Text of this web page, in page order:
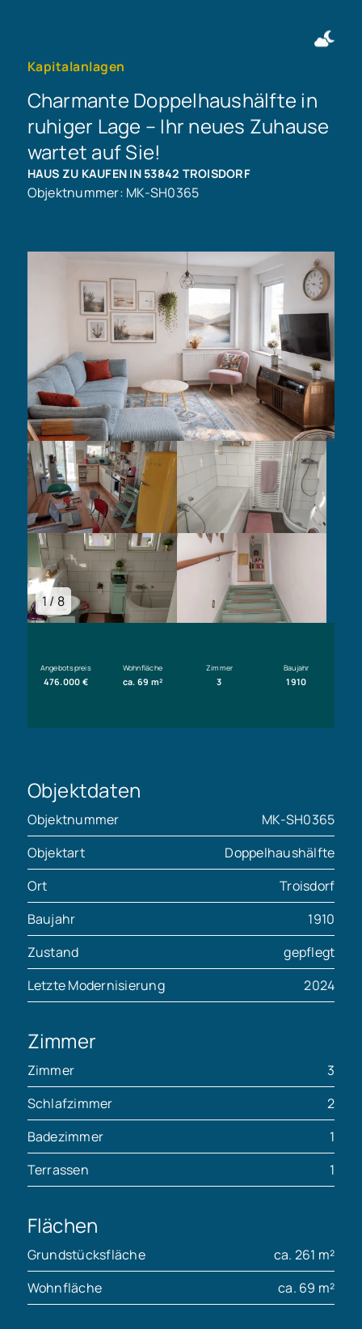
Kapitalanlagen
Charmante Doppelhaushälfte in
ruhiger Lage – Ihr neues Zuhause
wartet auf Sie!
HAUS ZU KAUFEN IN 53842 TROISDORF
Objektnummer: MK-SH0365
1 / 8
Angebotspreis
476.000 €
Wohnfläche
ca. 69 m²
Zimmer
3
Baujahr
1910
Objektdaten
Objektnummer
MK-SH0365
Objektart
Doppelhaushälfte
Ort
Troisdorf
Baujahr
1910
Zustand
gepflegt
Letzte Modernisierung
2024
Zimmer
Zimmer
3
Schlafzimmer
2
Badezimmer
1
Terrassen
1
Flächen
Grundstücksfläche
ca. 261 m²
Wohnfläche
ca. 69 m²